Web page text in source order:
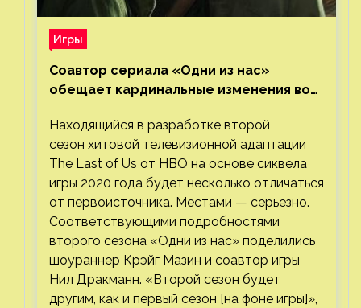
Игры
Соавтор сериала «Одни из нас»
обещает кардинальные изменения во
Находящийся в разработке второй
сезон хитовой телевизионной адаптации
The Last of Us от HBO на основе сиквела
игры 2020 года будет несколько отличаться
от первоисточника. Местами — серьезно.
Соответствующими подробностями
второго сезона «Одни из нас» поделились
шоураннер Крэйг Мазин и соавтор игры
Нил Дракманн. «Второй сезон будет
другим, как и первый сезон [на фоне игры]»,